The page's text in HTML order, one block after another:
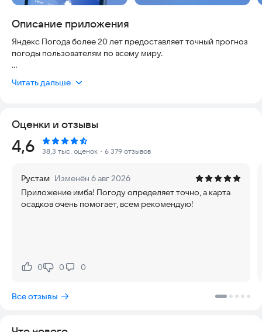
Описание приложения
Яндекс Погода более 20 лет предоставляет точный прогноз
погоды пользователям по всему миру.
данные — от температуры и осадков до атмосферного
поможет вам спланировать свой день: будет ли дождь и
нужно ли захватить зонт, а какая погода будет на выходных,
куда поехать в отпуск. Яндекс Погода для Android и Iphone
работает бесплатно по всему миру.
С помощью собственной технологии прогнозирования
Метеум, работающей на базе нейросетей, Яндекс
рассчитывает локальный прогноз погоды — с точностью до
отдельного района или конкретного адреса.
охватывает уже весь мир. Смотрите прогноз осадков на 24
Читать дальше
Оценки и отзывы
Рейтинг:
4,6 38,3 тыс. оценок ・6 379 отзывов
Рустам Изменён 6 авг 2026
Приложение имба! Погоду определяет точно, а карта
осадков очень помогает, всем рекомендую!
Нравится:
0Не нравится:
0 0
Все отзывы